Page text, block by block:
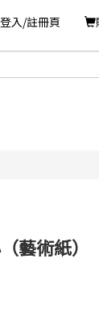
登入/註冊頁
藝術紙）